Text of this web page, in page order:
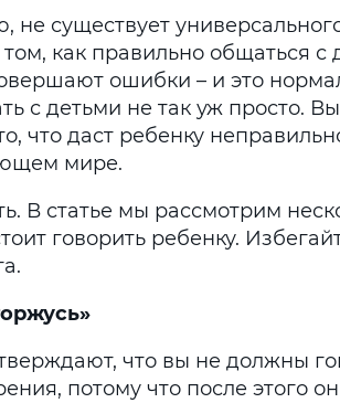
не существует
как правильно общаться с
ошибки – и это
с детьми не так уж просто.
что даст ребенку
мире.
В статье мы рассмотрим
говорить ребенку.
что вы не должны
потому что после этого он